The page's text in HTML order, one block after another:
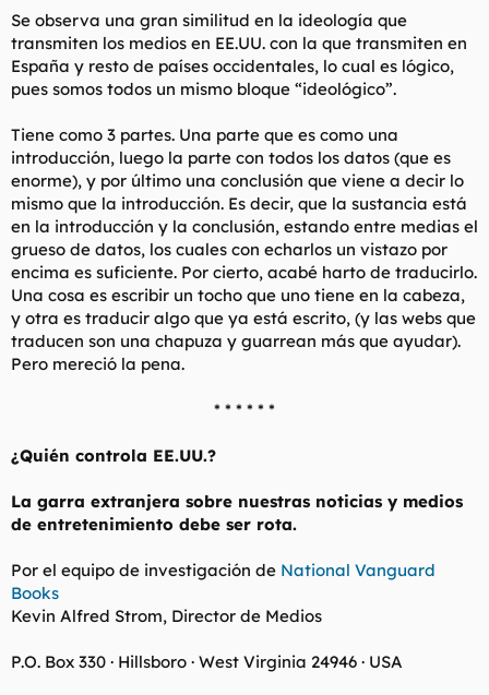
Se observa una gran similitud en la ideología que
transmiten los medios en EE.UU. con la que transmiten en
España y resto de países occidentales, lo cual es lógico,
pues somos todos un mismo bloque “ideológico”.
Tiene como 3 partes. Una parte que es como una
introducción, luego la parte con todos los datos (que es
enorme), y por último una conclusión que viene a decir lo
mismo que la introducción. Es decir, que la sustancia está
en la introducción y la conclusión, estando entre medias el
grueso de datos, los cuales con echarlos un vistazo por
encima es suficiente. Por cierto, acabé harto de traducirlo.
Una cosa es escribir un tocho que uno tiene en la cabeza,
y otra es traducir algo que ya está escrito, (y las webs que
traducen son una chapuza y guarrean más que ayudar).
Pero mereció la pena.
* * * * * *​
¿Quién controla EE.UU.?
La garra extranjera sobre nuestras noticias y medios
de entretenimiento debe ser rota.
Por el equipo de investigación de National Vanguard
Books
Kevin Alfred Strom, Director de Medios
P.O. Box 330 · Hillsboro · West Virginia 24946 · USA